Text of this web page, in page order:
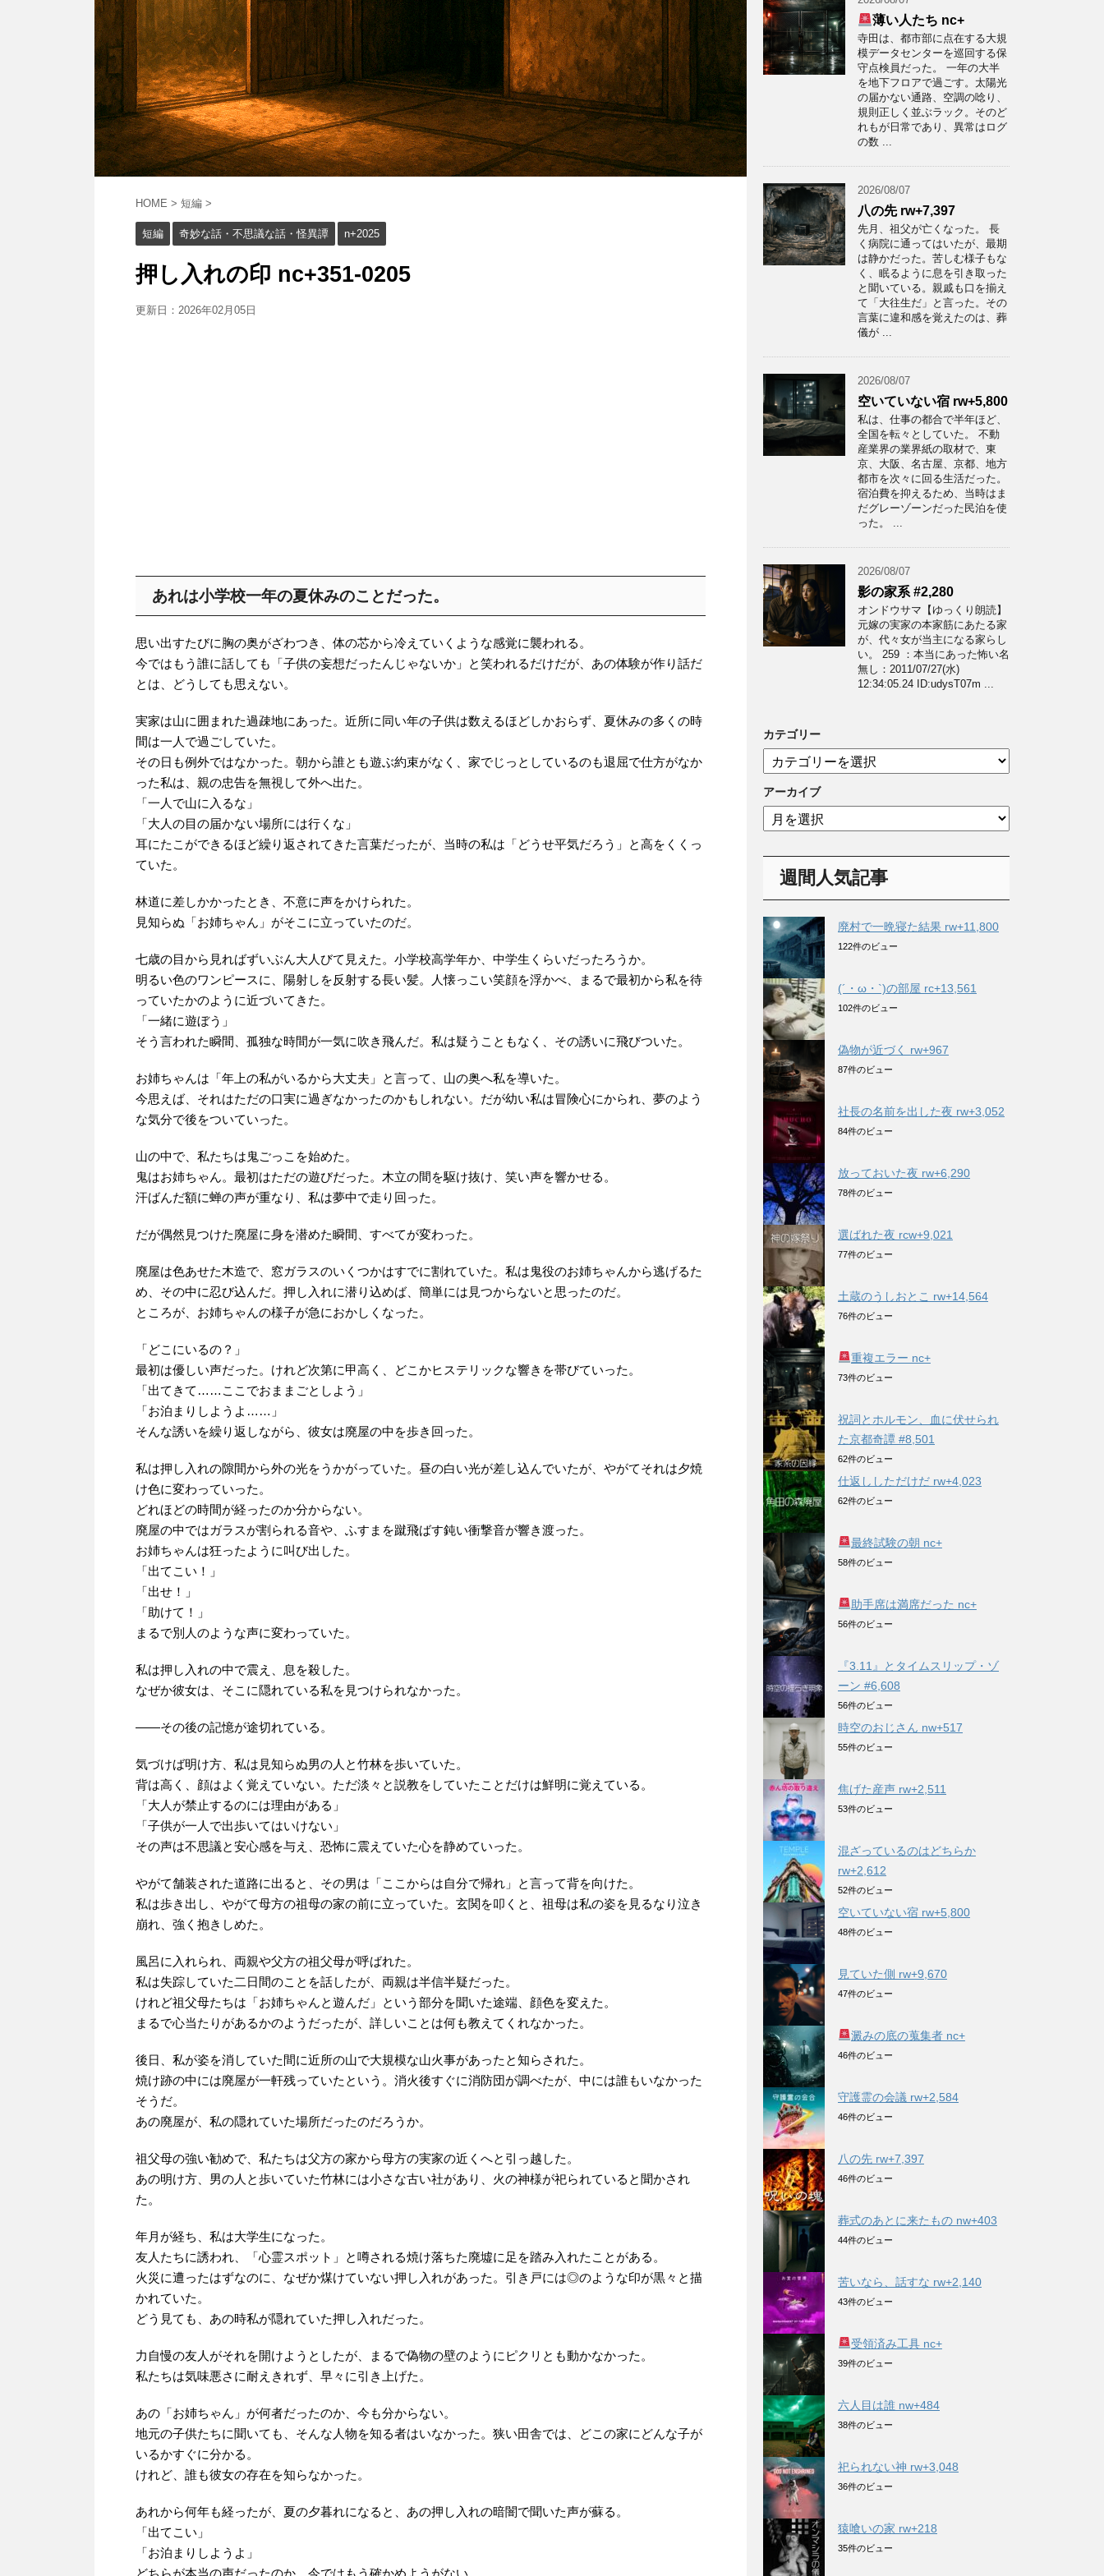
HOME > 短編 >
短編 奇妙な話・不思議な話・怪異譚 n+2025
押し入れの印 nc+351-0205
更新日： 2026年02月05日
あれは小学校一年の夏休みのことだった。
思い出すたびに胸の奥がざわつき、体の芯から冷えていくような感覚に襲われる。
今ではもう誰に話しても「子供の妄想だったんじゃないか」と笑われるだけだが、あの体験が作り話だ
とは、どうしても思えない。
実家は山に囲まれた過疎地にあった。近所に同い年の子供は数えるほどしかおらず、夏休みの多くの時
間は一人で過ごしていた。
その日も例外ではなかった。朝から誰とも遊ぶ約束がなく、家でじっとしているのも退屈で仕方がなか
った私は、親の忠告を無視して外へ出た。
「一人で山に入るな」
「大人の目の届かない場所には行くな」
耳にたこができるほど繰り返されてきた言葉だったが、当時の私は「どうせ平気だろう」と高をくくっ
ていた。
林道に差しかかったとき、不意に声をかけられた。
見知らぬ「お姉ちゃん」がそこに立っていたのだ。
七歳の目から見ればずいぶん大人びて見えた。小学校高学年か、中学生くらいだったろうか。
明るい色のワンピースに、陽射しを反射する長い髪。人懐っこい笑顔を浮かべ、まるで最初から私を待
っていたかのように近づいてきた。
「一緒に遊ぼう」
そう言われた瞬間、孤独な時間が一気に吹き飛んだ。私は疑うこともなく、その誘いに飛びついた。
お姉ちゃんは「年上の私がいるから大丈夫」と言って、山の奥へ私を導いた。
今思えば、それはただの口実に過ぎなかったのかもしれない。だが幼い私は冒険心にかられ、夢のよう
な気分で後をついていった。
山の中で、私たちは鬼ごっこを始めた。
鬼はお姉ちゃん。最初はただの遊びだった。木立の間を駆け抜け、笑い声を響かせる。
汗ばんだ額に蝉の声が重なり、私は夢中で走り回った。
だが偶然見つけた廃屋に身を潜めた瞬間、すべてが変わった。
廃屋は色あせた木造で、窓ガラスのいくつかはすでに割れていた。私は鬼役のお姉ちゃんから逃げるた
め、その中に忍び込んだ。押し入れに潜り込めば、簡単には見つからないと思ったのだ。
ところが、お姉ちゃんの様子が急におかしくなった。
「どこにいるの？」
最初は優しい声だった。けれど次第に甲高く、どこかヒステリックな響きを帯びていった。
「出てきて……ここでおままごとしよう」
「お泊まりしようよ……」
そんな誘いを繰り返しながら、彼女は廃屋の中を歩き回った。
私は押し入れの隙間から外の光をうかがっていた。昼の白い光が差し込んでいたが、やがてそれは夕焼
け色に変わっていった。
どれほどの時間が経ったのか分からない。
廃屋の中ではガラスが割られる音や、ふすまを蹴飛ばす鈍い衝撃音が響き渡った。
お姉ちゃんは狂ったように叫び出した。
「出てこい！」
「出せ！」
「助けて！」
まるで別人のような声に変わっていた。
私は押し入れの中で震え、息を殺した。
なぜか彼女は、そこに隠れている私を見つけられなかった。
――その後の記憶が途切れている。
気づけば明け方、私は見知らぬ男の人と竹林を歩いていた。
背は高く、顔はよく覚えていない。ただ淡々と説教をしていたことだけは鮮明に覚えている。
「大人が禁止するのには理由がある」
「子供が一人で出歩いてはいけない」
その声は不思議と安心感を与え、恐怖に震えていた心を静めていった。
やがて舗装された道路に出ると、その男は「ここからは自分で帰れ」と言って背を向けた。
私は歩き出し、やがて母方の祖母の家の前に立っていた。玄関を叩くと、祖母は私の姿を見るなり泣き
崩れ、強く抱きしめた。
風呂に入れられ、両親や父方の祖父母が呼ばれた。
私は失踪していた二日間のことを話したが、両親は半信半疑だった。
けれど祖父母たちは「お姉ちゃんと遊んだ」という部分を聞いた途端、顔色を変えた。
まるで心当たりがあるかのようだったが、詳しいことは何も教えてくれなかった。
後日、私が姿を消していた間に近所の山で大規模な山火事があったと知らされた。
焼け跡の中には廃屋が一軒残っていたという。消火後すぐに消防団が調べたが、中には誰もいなかった
そうだ。
あの廃屋が、私の隠れていた場所だったのだろうか。
祖父母の強い勧めで、私たちは父方の家から母方の実家の近くへと引っ越した。
あの明け方、男の人と歩いていた竹林には小さな古い社があり、火の神様が祀られていると聞かされ
た。
年月が経ち、私は大学生になった。
友人たちに誘われ、「心霊スポット」と噂される焼け落ちた廃墟に足を踏み入れたことがある。
火災に遭ったはずなのに、なぜか煤けていない押し入れがあった。引き戸には◎のような印が黒々と描
かれていた。
どう見ても、あの時私が隠れていた押し入れだった。
力自慢の友人がそれを開けようとしたが、まるで偽物の壁のようにピクリとも動かなかった。
私たちは気味悪さに耐えきれず、早々に引き上げた。
あの「お姉ちゃん」が何者だったのか、今も分からない。
地元の子供たちに聞いても、そんな人物を知る者はいなかった。狭い田舎では、どこの家にどんな子が
いるかすぐに分かる。
けれど、誰も彼女の存在を知らなかった。
あれから何年も経ったが、夏の夕暮れになると、あの押し入れの暗闇で聞いた声が蘇る。
「出てこい」
「お泊まりしようよ」
薄い人たち nc+
寺田は、都市部に点在する大規
模データセンターを巡回する保
守点検員だった。 一年の大半
を地下フロアで過ごす。太陽光
の届かない通路、空調の唸り、
規則正しく並ぶラック。そのど
れもが日常であり、異常はログ
の数 ...
2026/08/07
八の先 rw+7,397
先月、祖父が亡くなった。 長
く病院に通ってはいたが、最期
は静かだった。苦しむ様子もな
く、眠るように息を引き取った
と聞いている。親戚も口を揃え
て「大往生だ」と言った。その
言葉に違和感を覚えたのは、葬
儀が ...
2026/08/07
空いていない宿 rw+5,800
私は、仕事の都合で半年ほど、
全国を転々としていた。 不動
産業界の業界紙の取材で、東
京、大阪、名古屋、京都、地方
都市を次々に回る生活だった。
宿泊費を抑えるため、当時はま
だグレーゾーンだった民泊を使
った。 ...
2026/08/07
影の家系 #2,280
オンドウサマ【ゆっくり朗読】
元嫁の実家の本家筋にあたる家
が、代々女が当主になる家らし
い。 259 ：本当にあった怖い名
無し：2011/07/27(水)
12:34:05.24 ID:udysT07m ...
カテゴリー
テ
ゴ
リ
ー
アーカイブ
ア
ー
週間人気記事
廃村で一晩寝た結果 rw+11,800
122件のビュー
(´・ω・`)の部屋 rc+13,561
102件のビュー
偽物が近づく rw+967
87件のビュー
社長の名前を出した夜 rw+3,052
84件のビュー
放っておいた夜 rw+6,290
78件のビュー
選ばれた夜 rcw+9,021
77件のビュー
土蔵のうしおとこ rw+14,564
76件のビュー
重複エラー nc+
73件のビュー
祝詞とホルモン、血に伏せられ
た京都奇譚 #8,501
62件のビュー
仕返ししただけだ rw+4,023
62件のビュー
最終試験の朝 nc+
58件のビュー
助手席は満席だった nc+
56件のビュー
『3.11』とタイムスリップ・ゾ
ーン #6,608
56件のビュー
時空のおじさん nw+517
55件のビュー
焦げた産声 rw+2,511
53件のビュー
混ざっているのはどちらか
rw+2,612
52件のビュー
空いていない宿 rw+5,800
48件のビュー
見ていた側 rw+9,670
47件のビュー
澱みの底の蒐集者 nc+
46件のビュー
守護霊の会議 rw+2,584
46件のビュー
八の先 rw+7,397
46件のビュー
葬式のあとに来たもの nw+403
44件のビュー
苦いなら、話すな rw+2,140
43件のビュー
受領済み工具 nc+
39件のビュー
六人目は誰 nw+484
38件のビュー
祀られない神 rw+3,048
36件のビュー
猿喰いの家 rw+218
35件のビュー